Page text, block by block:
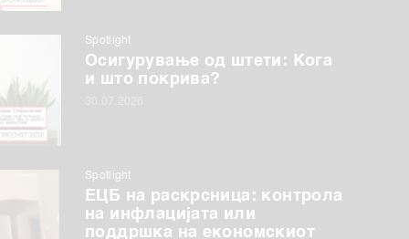
Spotlight
Осигурување од штети: Кога
и што покрива?
Spotlight
ЕЦБ на раскрсница: контрола
на инфлацијата или
поддршка на економскиот